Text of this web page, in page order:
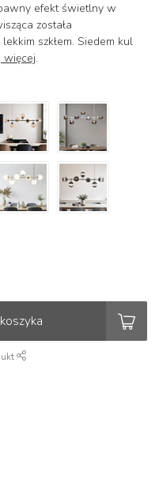
efekt świetlny w
została
szkłem. Siedem kul
więcej.